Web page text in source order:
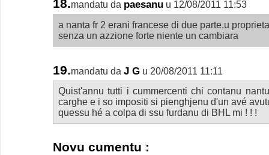
18.mandatu da paesanu u 12/08/2011 11:53
a nanta fr 2 erani francese di due parte.u
senza un azzione forte niente un cambiara
19.mandatu da J G u 20/08/2011 11:11
Quist'annu tutti i cummercenti chi contanu
carghe e i so impositi si pienghjenu d'un avé
quessu hé a colpa di ssu furdanu di BHL mi ! ! !
Novu cumentu :